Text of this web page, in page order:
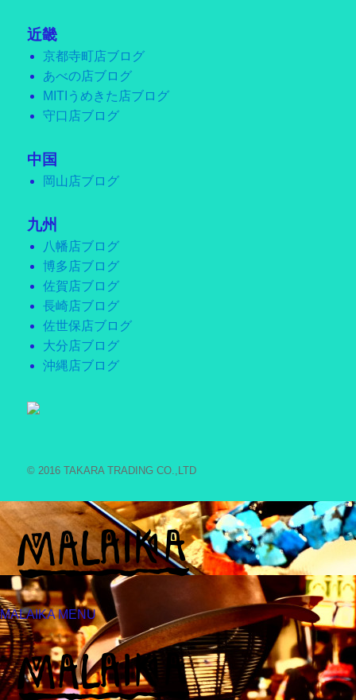
近畿
京都寺町店ブログ
あべの店ブログ
MITIうめきた店ブログ
守口店ブログ
中国
岡山店ブログ
九州
八幡店ブログ
博多店ブログ
佐賀店ブログ
長崎店ブログ
佐世保店ブログ
大分店ブログ
沖縄店ブログ
© 2016 TAKARA TRADING CO.,LTD
MALAIKA MENU